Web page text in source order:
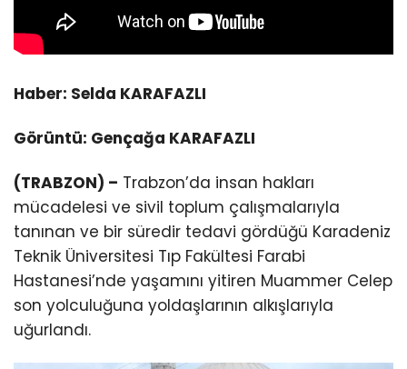
Haber: Selda KARAFAZLI
Görüntü: Gençağa KARAFAZLI
(TRABZON) – Trabzon’da insan hakları
mücadelesi ve sivil toplum çalışmalarıyla
tanınan ve bir süredir tedavi gördüğü Karadeniz
Teknik Üniversitesi Tıp Fakültesi Farabi
Hastanesi’nde yaşamını yitiren Muammer Celep
son yolculuğuna yoldaşlarının alkışlarıyla
uğurlandı.